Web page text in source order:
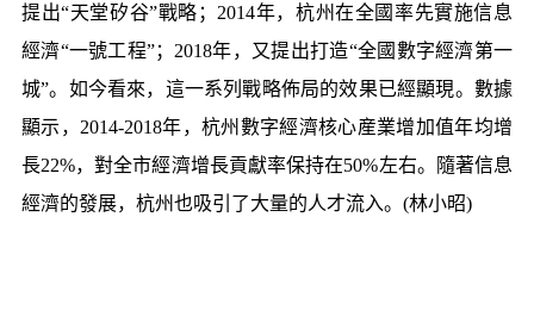
提出“天堂矽谷”戰略；2014年，杭州在全國率先實施信息
經濟“一號工程”；2018年，又提出打造“全國數字經濟第一
城”。如今看來，這一系列戰略佈局的效果已經顯現。數據
顯示，2014-2018年，杭州數字經濟核心産業增加值年均增
長22%，對全市經濟增長貢獻率保持在50%左右。隨著信息
經濟的發展，杭州也吸引了大量的人才流入。(林小昭)